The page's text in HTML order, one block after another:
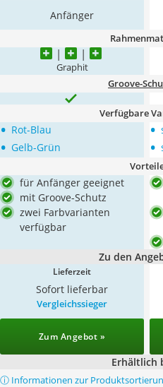
Anfänger
Graphit
Groove-
Verfügbare
• Rot-Blau
• Gelb-Grün
•
•
für Anfänger geeignet
mit Groove-Schutz
zwei Farbvarianten
verfügbar
Zu den
Lieferzeit
Sofort lieferbar
Vergleichssieger
Zum Angebot »
Erhältlich
ⓘ Informationen zur